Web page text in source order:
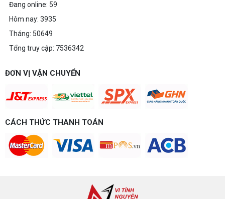
Đang online: 59
Hôm nay: 3935
Tháng: 50649
Tổng truy cập: 7536342
ĐƠN VỊ VẬN CHUYỂN
CÁCH THỨC THANH TOÁN